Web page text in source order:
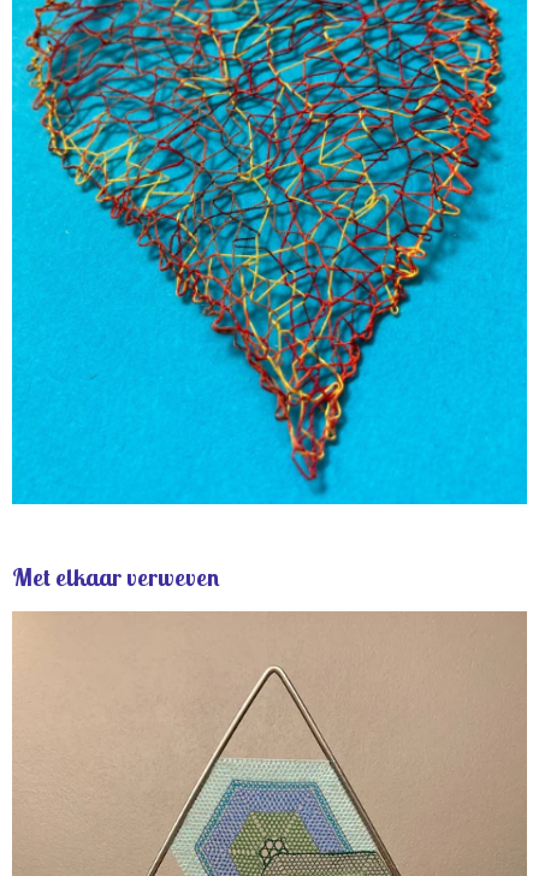
Met elkaar verweven